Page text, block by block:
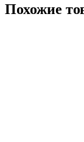
Похожие